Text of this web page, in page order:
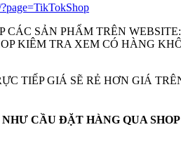
SẢN PHẨM TRÊN
KIÊM TRA XEM CÓ HÀNG
TIẾP GIÁ SẼ RẺ HƠN GIÁ
CẦU ĐẶT HÀNG QUA SHOP